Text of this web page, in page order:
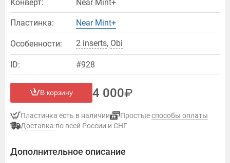
Конверт: Near Mint+
Пластинка: Near Mint+
Особенности: 2 inserts, Оbi
ID: #928
В корзину 4 000
Пластинка есть в наличии Простыеспособы оплаты
Доставка по всей России и СНГ
Дополнительное описание